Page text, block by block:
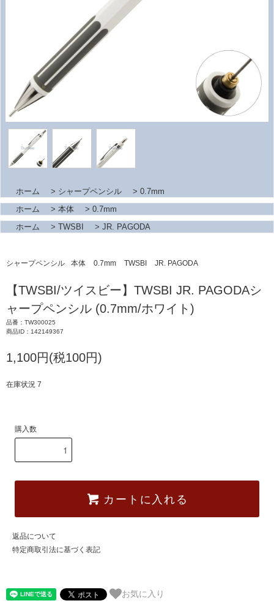
ホーム > シャープペンシル > 0.7mm
ホーム
> 本体 > 0.7mm
ホーム
> TWSBI > JR. PAGODA
シャープペンシル 本体 0.7mm TWSBI JR. PAGODA
【TWSBI/ツイスビー】TWSBI JR. PAGODAシ
ャープペンシル (0.7mm/ホワイト)
品番：TW300025
商品ID：142149367
1,100円(税100円)
在庫状況 7
購入数
カートに入れる
返品について
特定商取引法に基づく表記
お気に入り